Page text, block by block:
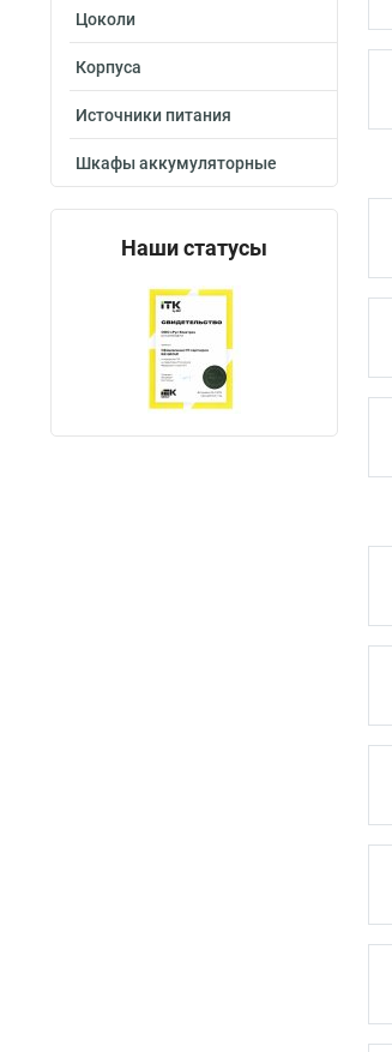
Цоколи
Корпуса
Источники питания
Шкафы аккумуляторные
Наши статусы